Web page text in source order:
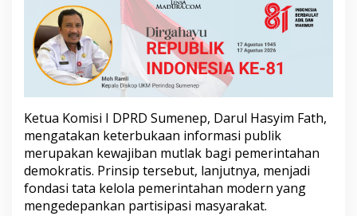
D
l
H
s
y
i
m
F
a
t
Ketua Komisi I DPRD Sumenep, Darul Hasyim Fath,
mengatakan keterbukaan informasi publik
merupakan kewajiban mutlak bagi pemerintahan
demokratis. Prinsip tersebut, lanjutnya, menjadi
fondasi tata kelola pemerintahan modern yang
mengedepankan partisipasi masyarakat.